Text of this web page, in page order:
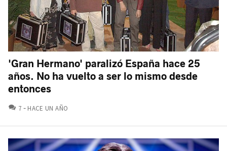
'Gran Hermano' paralizó España hace 25
años. No ha vuelto a ser lo mismo desde
entonces
7 COMENTARIOS
HACE UN AÑO